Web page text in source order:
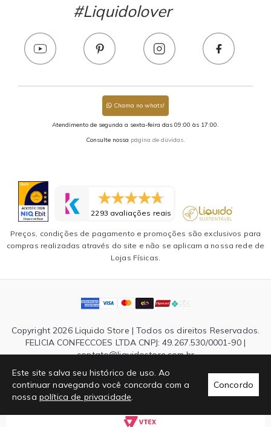
Este site salva seu histórico de uso. Ao
continuar navegando você concorda com a
nossa política de privacidade.
Concordo
#Liquidolover
Chama no whats!
Atendimento de segunda a sexta-feira das 09:00 às 17:00.
Consulte nossa página de dúvidas.
2293 avaliações reais
Preços, condições de pagamento e promoções são exclusivos para
compras realizadas através do site e não se aplicam a nossa rede de
Lojas Físicas.
Copyright 2026 Liquido Store | Todos os direitos Reservados.
FELICIA CONFECCOES LTDA CNPJ: 49.267.530/0001-90 |
contato@liquidostore.com.br
000